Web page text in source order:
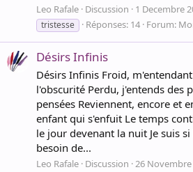
Leo Rafale Discussion 1 Decembre
tristesse
Réponses: 14 Forum:
Désirs Infinis
Désirs Infinis Froid,
l'obscurité Perdu, j'entends des
pensées Reviennent, encore et
enfant qui s'enfuit Le temps
le jour devenant la nuit Je suis
besoin de...
Leo Rafale Discussion 26 Novembre